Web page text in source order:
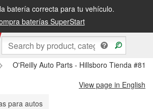
batería correcta para tu vehículo.
baterías SuperStart
al día siguiente o recógela en la tienda
O'Reilly Auto Parts - Hillsboro Tienda #816
View page in English
para autos